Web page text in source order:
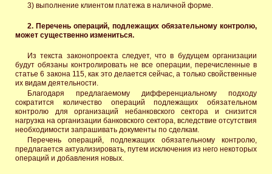
3) выполнение клиентом платежа в наличной форме.
2. Перечень операций, подлежащих обязательному контролю,
может существенно измениться.
Из текста законопроекта следует, что в будущем организации
будут обязаны контролировать не все операции, перечисленные в
статье 6 закона 115, как это делается сейчас, а только свойственные
их видам деятельности.
Благодаря предлагаемому дифференциальному подходу
сократится количество операций подлежащих обязательном
контролю для организаций небанковского сектора и снизится
нагрузка на организации банковского сектора, вследствие отсутствия
необходимости запрашивать документы по сделкам.
Перечень операций, подлежащих обязательному контролю,
предлагается актуализировать, путем исключения из него некоторых
операций и добавления новых.